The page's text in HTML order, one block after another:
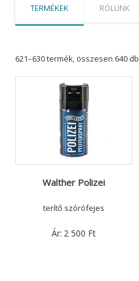
TERMÉKEK RÓLUNK
621–630 termék, összesen 640 db
Walther Polizei
terítő szórófejes
Ár: 2 500 Ft